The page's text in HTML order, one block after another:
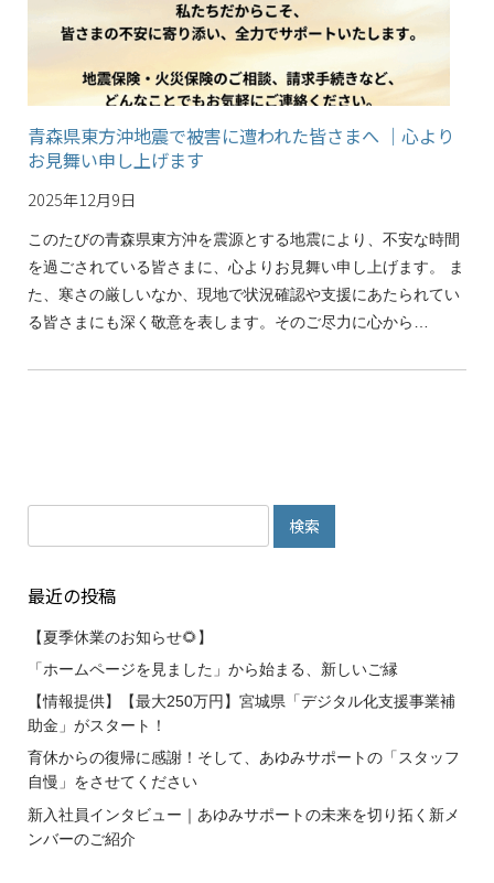
青森県東方沖地震で被害に遭われた皆さまへ ｜心より
お見舞い申し上げます
2025年12月9日
このたびの青森県東方沖を震源とする地震により、不安な時間
を過ごされている皆さまに、心よりお見舞い申し上げます。 ま
た、寒さの厳しいなか、現地で状況確認や支援にあたられてい
る皆さまにも深く敬意を表します。そのご尽力に心から…
最近の投稿
【夏季休業のお知らせ🌻】
「ホームページを見ました」から始まる、新しいご縁
【情報提供】【最大250万円】宮城県「デジタル化支援事業補
助金」がスタート！
育休からの復帰に感謝！そして、あゆみサポートの「スタッフ
自慢」をさせてください
新入社員インタビュー｜あゆみサポートの未来を切り拓く新メ
ンバーのご紹介